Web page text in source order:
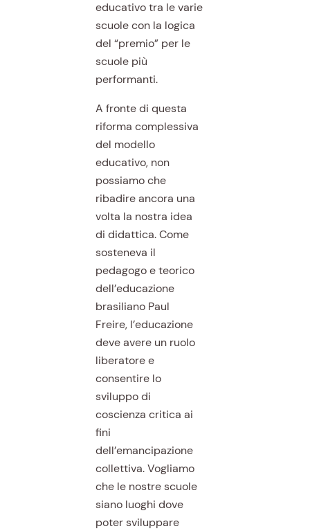
educativo tra le varie
scuole con la logica
del “premio” per le
scuole più
performanti.
A fronte di questa
riforma complessiva
del modello
educativo, non
possiamo che
ribadire ancora una
volta la nostra idea
di didattica. Come
sosteneva il
pedagogo e teorico
dell’educazione
brasiliano Paul
Freire, l’educazione
deve avere un ruolo
liberatore e
consentire lo
sviluppo di
coscienza critica ai
fini
dell’emancipazione
collettiva. Vogliamo
che le nostre scuole
siano luoghi dove
poter sviluppare